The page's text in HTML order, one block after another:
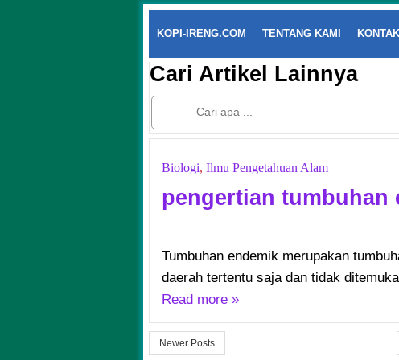
KOPI-IRENG.COM TENTANG KAMI
Cari Artikel Lainnya
Biologi, Ilmu Pengetahuan Alam
pengertian tumbuhan
Tumbuhan endemik merupakan
daerah tertentu saja dan tidak
Read more »
Newer Posts